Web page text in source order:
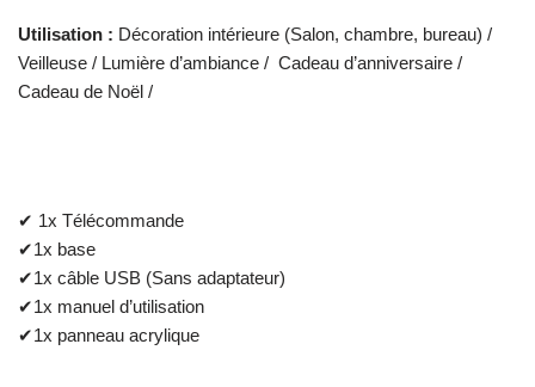
Utilisation : Décoration intérieure (Salon, chambre, bureau) /
Veilleuse / Lumière d’ambiance / Cadeau d’anniversaire /
Cadeau de Noël /
✔ 1x Télécommande
✔1x base
✔1x câble USB (Sans adaptateur)
✔1x manuel d’utilisation
✔1x panneau acrylique